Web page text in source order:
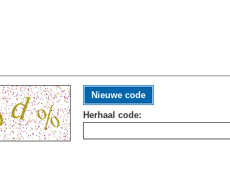
Nieuwe code
Herhaal code: